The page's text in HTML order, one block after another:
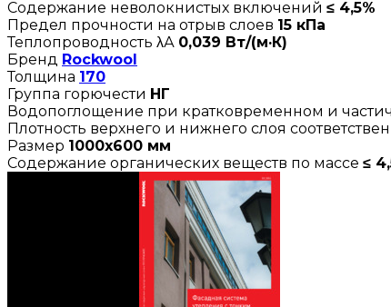
Содержание неволокнистых включений ≤ 4,5%
Предел прочности на отрыв слоев 15 кПа
Теплопроводность λА 0,039 Вт/(м·К)
Бренд Rockwool
Толщина 170
Группа горючести НГ
Водопоглощение при кратковременном и
Плотность верхнего и нижнего слоя
Размер 1000х600 мм
Содержание органических веществ по массе ≤